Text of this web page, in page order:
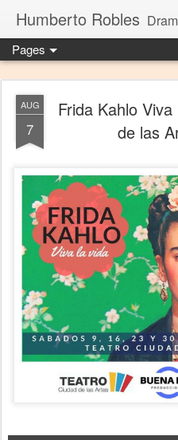
Humberto Robles
Pages
AUG
7
Frida Kahlo
de las